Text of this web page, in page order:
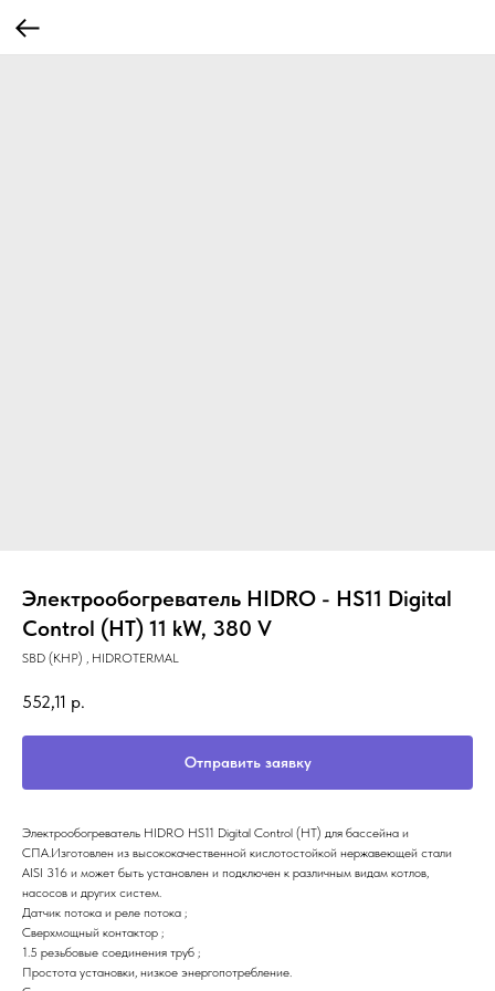
Электрообогреватель HIDRO - HS11 Digital
Control (HT) 11 kW, 380 V
SBD (KHP) , HIDROTERMAL
552,11 р.
Отправить заявку
Электрообогреватель HIDRO HS11 Digital Control (HT) для бассейна и
СПА.Изготовлен из высококачественной кислотостойкой нержавеющей стали
AISI 316 и может быть установлен и подключен к различным видам котлов,
насосов и других систем.
Датчик потока и реле потока ;
Сверхмощный контактор ;
1.5 резьбовые соединения труб ;
Простота установки, низкое энергопотребление.